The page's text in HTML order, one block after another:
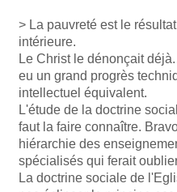
> La pauvreté est le
intérieure.
Le Christ le dénonçait
eu un grand progrès
intellectuel équivalent.
L'étude de la doctrine
faut la faire connaître.
hiérarchie des
spécialisés qui ferait
La doctrine sociale de